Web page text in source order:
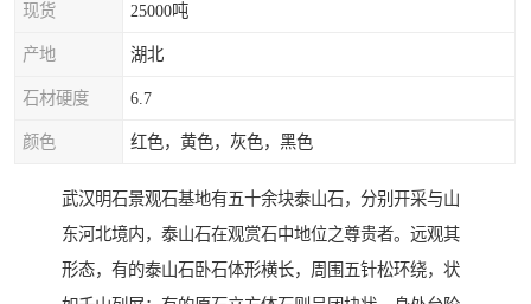
现货 25000吨
产地 湖北
石材硬度 6.7
颜色 红色，黄色，灰色，黑色
武汉明石景观石基地有五十余块泰山石，分别开采与山
东河北境内，泰山石在观赏石中地位之尊贵者。远观其
形态，有的泰山石卧石体形横长，周围五针松环绕，状